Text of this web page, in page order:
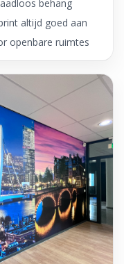
behang
altijd goed aan
openbare ruimtes